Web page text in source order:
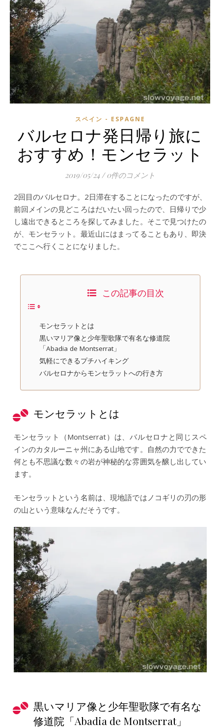
スペイン - ESPAGNE
バルセロナ発日帰り旅に
おすすめ！モンセラット
2019/05/24 / 0件のコメント
2回目のバルセロナ。2日滞在することになったのですが、
前回メインの見どころはだいたい回ったので、日帰りで少
し遠出できるところを探してみました。そこで見つけたの
が、モンセラット。最近山にはまってることもあり、即決
でここへ行くことになりました。
この記事の目次
モンセラットとは
黒いマリア像と少年聖歌隊で有名な修道院
「Abadia de Montserrat」
気軽にできるプチハイキング
バルセロナからモンセラットへの行き方
モンセラットとは
モンセラット（Montserrat）は、バルセロナと同じスペ
インのカタルーニャ州にある山地です。自然の力でできた
何とも不思議な数々の岩が神秘的な雰囲気を醸し出してい
ます。
モンセラットという名前は、現地語ではノコギリの刃の形
の山という意味なんだそうです。
黒いマリア像と少年聖歌隊で有名な
修道院「Abadia de Montserrat」